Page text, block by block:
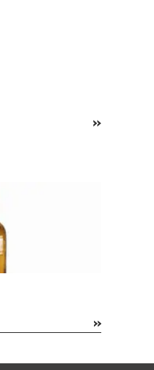
»
de pan y bollería Macián